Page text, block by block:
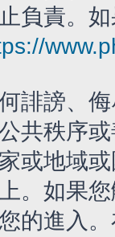
負責。
誹謗、
共秩序
或地域
。如果
的進入